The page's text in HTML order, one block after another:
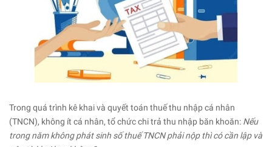
Trong quá trình kê khai và quyết toán thuế thu nhập cá nhân
(TNCN), không ít cá nhân, tổ chức chi trả thu nhập băn khoăn: Nếu
trong năm không phát sinh số thuế TNCN phải nộp thì có cần lập và